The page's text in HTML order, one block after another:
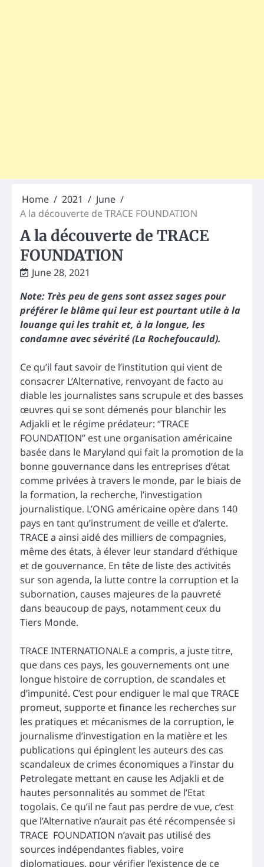
Home 2021
June
A la découverte de TRACE FOUNDATION
A la découverte de TRACE
FOUNDATION
June 28, 2021
Note: Très peu de gens sont assez sages pour
préférer le blâme qui leur est pourtant utile à la
louange qui les trahit et, à la longue, les
condamne avec sévérité (La Rochefoucauld).
Ce qu’il faut savoir de l’institution qui vient de
consacrer L’Alternative, renvoyant de facto au
diable les journalistes sans scrupule et des basses
œuvres qui se sont démenés pour blanchir les
Adjakli et le régime prédateur: “TRACE
FOUNDATION” est une organisation américaine
basée dans le Maryland qui fait la promotion de la
bonne gouvernance dans les entreprises d’état
comme privées à travers le monde, par le biais de
la formation, la recherche, l’investigation
journalistique. L’ONG américaine opère dans 140
pays en tant qu’instrument de veille et d’alerte.
TRACE a ainsi aidé des milliers de compagnies,
même des états, à élever leur standard d’éthique
et de gouvernance. En tête de liste des activités
sur son agenda, la lutte contre la corruption et la
subornation, causes majeures de la pauvreté
dans beaucoup de pays, notamment ceux du
Tiers Monde.
TRACE INTERNATIONALE a compris, a juste titre,
que dans ces pays, les gouvernements ont une
longue histoire de corruption, de scandales et
d’impunité. C’est pour endiguer le mal que TRACE
promeut, supporte et finance les recherches sur
les pratiques et mécanismes de la corruption, le
journalisme d’investigation en la matière et les
publications qui épinglent les auteurs des cas
scandaleux de crimes économiques a l’instar du
Petrolegate mettant en cause les Adjakli et de
hautes personnalités au sommet de l’Etat
togolais. Ce qu’il ne faut pas perdre de vue, c’est
que l’Alternative n’aurait pas été récompensée si
TRACE FOUNDATION n’avait pas utilisé des
sources indépendantes fiables, voire
diplomatiques, pour vérifier l’existence de ce